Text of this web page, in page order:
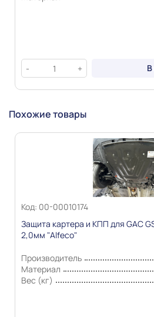
- + В
Похожие товары
Код: 00-00010174
Защита картера и КПП для GAC
2,0мм "Alfeco"
Производитель
Материал
Вес (кг)